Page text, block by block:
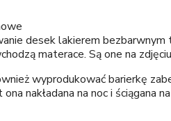
desek lakierem
materace. Są one na
wyprodukować barierkę
nakładana na noc i